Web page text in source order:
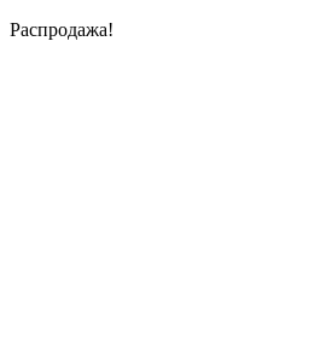
Распродажа!